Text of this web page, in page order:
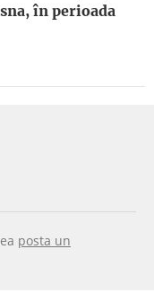
în perioada
posta un